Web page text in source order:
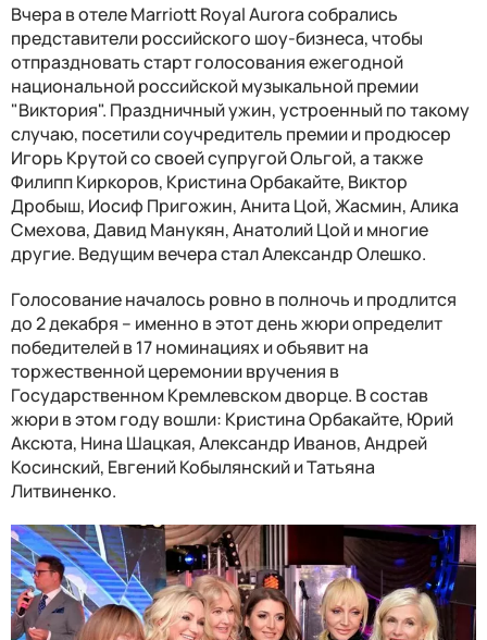
Вчера в отеле Marriott Royal Aurora собрались
представители российского шоу-бизнеса, чтобы
отпраздновать старт голосования ежегодной
национальной российской музыкальной премии
"Виктория". Праздничный ужин, устроенный по такому
случаю, посетили соучредитель премии и продюсер
Игорь Крутой со своей супругой Ольгой, а также
Филипп Киркоров, Кристина Орбакайте, Виктор
Дробыш, Иосиф Пригожин, Анита Цой, Жасмин, Алика
Смехова, Давид Манукян, Анатолий Цой и многие
другие. Ведущим вечера стал Александр Олешко.
Голосование началось ровно в полночь и продлится
до 2 декабря – именно в этот день жюри определит
победителей в 17 номинациях и объявит на
торжественной церемонии вручения в
Государственном Кремлевском дворце. В состав
жюри в этом году вошли: Кристина Орбакайте, Юрий
Аксюта, Нина Шацкая, Александр Иванов, Андрей
Косинский, Евгений Кобылянский и Татьяна
Литвиненко.